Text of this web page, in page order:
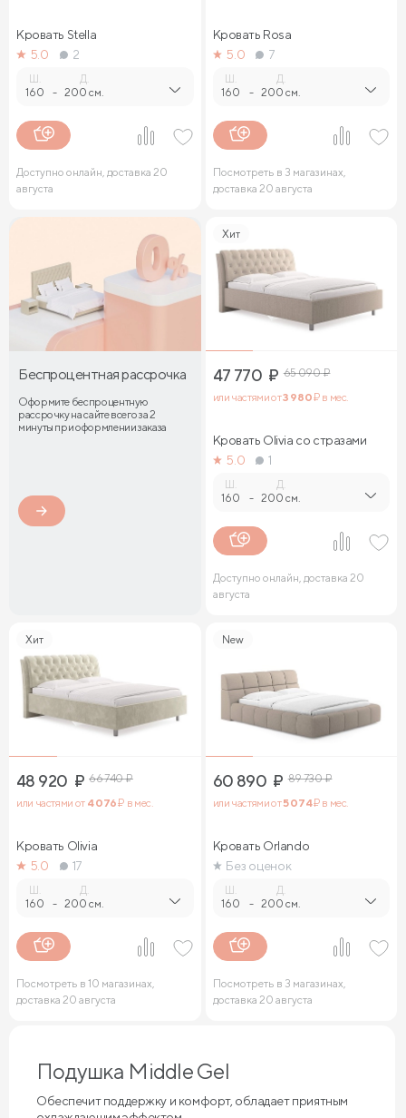
Кровать Stella
5.0
2
160 -
Д.
200 см.
Доступно онлайн, доставка 20
августа
Кровать Rosa
5.0
7
160 -
Д.
200 см.
Посмотреть в 3 магазинах,
доставка 20 августа
Беспроцентная рассрочка
Оформите беспроцентную
рассрочку на сайте всего за 2
минуты при оформлении заказа
Хит
47 770 ₽ 65 090₽
или частями от3 980₽ в мес.
Кровать Olivia со стразами
5.0
1
160 -
Д.
200 см.
Доступно онлайн, доставка 20
августа
Хит
48 920 ₽ 66 740₽
или частями от 4 076₽ в мес.
Кровать Olivia
5.0
17
160 -
Д.
200 см.
Посмотреть в 10 магазинах,
доставка 20 августа
New
60 890 ₽ 89 730₽
или частями от5 074₽ в мес.
Кровать Orlando
Без оценок
160 -
Д.
200 см.
Посмотреть в 3 магазинах,
доставка 20 августа
Подушка Middle Gel
Обеспечит поддержку и комфорт, обладает приятным